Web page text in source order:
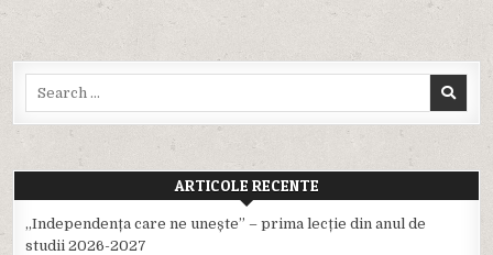
ARTICOLE RECENTE
,,Independența care ne unește” – prima lecție din anul de
studii 2026-2027